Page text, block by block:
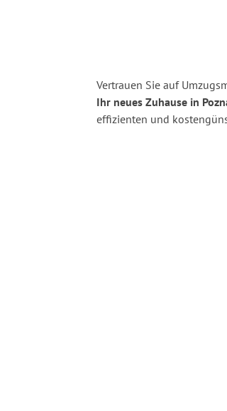
Vertrauen Sie auf
Ihr neues Zuhause in
effizienten und